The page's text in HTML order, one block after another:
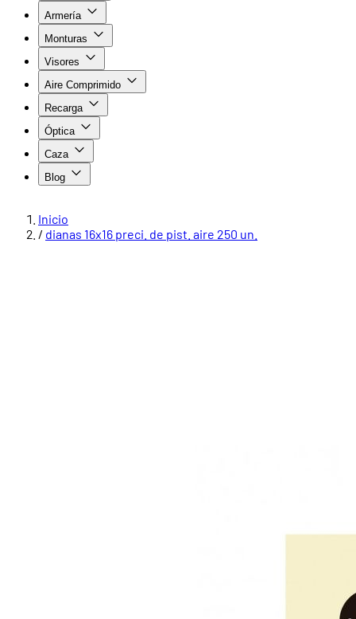
Armería
Monturas
Visores
Aire Comprimido
Recarga
Óptica
Caza
Blog
Inicio
/ dianas 16x16 preci. de pist. aire 250 un.